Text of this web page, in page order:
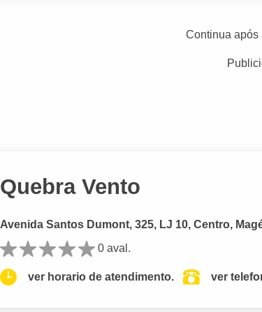
Continua após
Quebra Vento
Avenida Santos Dumont, 325, LJ 10, Centro,
0 aval.
ver horario de atendimento. ver